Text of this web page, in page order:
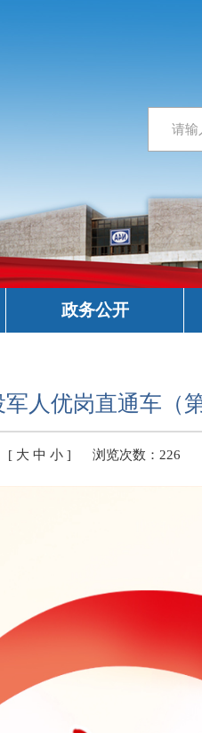
政务公开
人优岗直通车（
[ 大 中 小 ] 浏览次数： 226